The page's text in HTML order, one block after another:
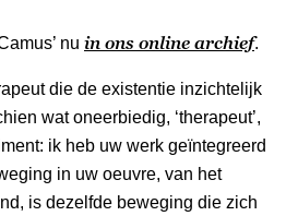
nu in ons online archief.
die de existentie inzichtelijk
wat oneerbiedig, ‘therapeut’,
ik heb uw werk geïntegreerd
in uw oeuvre, van het
is dezelfde beweging die zich